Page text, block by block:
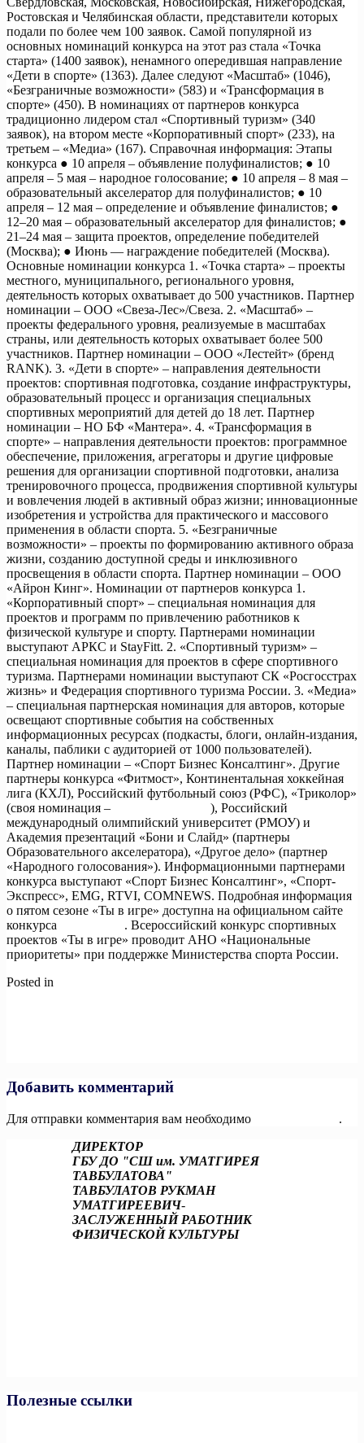
Ростовская и Челябинская области, представители которых
подали по более чем 100 заявок. Самой популярной из
основных номинаций конкурса на этот раз стала «Точка
старта» (1400 заявок), ненамного опередившая направление
«Дети в спорте» (1363). Далее следуют «Масштаб» (1046),
«Безграничные возможности» (583) и «Трансформация в
спорте» (450). В номинациях от партнеров конкурса
традиционно лидером стал «Спортивный туризм» (340
заявок), на втором месте «Корпоративный спорт» (233), на
третьем – «Медиа» (167). Справочная информация: Этапы
конкурса ● 10 апреля – объявление полуфиналистов; ● 10
апреля – 5 мая – народное голосование; ● 10 апреля – 8 мая –
образовательный акселератор для полуфиналистов; ● 10
апреля – 12 мая – определение и объявление финалистов; ●
12–20 мая – образовательный акселератор для финалистов; ●
21–24 мая – защита проектов, определение победителей
(Москва); ● Июнь — награждение победителей (Москва).
Основные номинации конкурса 1. «Точка старта» – проекты
местного, муниципального, регионального уровня,
деятельность которых охватывает до 500 участников. Партнер
номинации – ООО «Свеза-Лес»/Свеза. 2. «Масштаб» –
проекты федерального уровня, реализуемые в масштабах
страны, или деятельность которых охватывает более 500
участников. Партнер номинации – ООО «Лестейт» (бренд
RANK). 3. «Дети в спорте» – направления деятельности
проектов: спортивная подготовка, создание инфраструктуры,
образовательный процесс и организация специальных
спортивных мероприятий для детей до 18 лет. Партнер
номинации – НО БФ «Мантера». 4. «Трансформация в
спорте» – направления деятельности проектов: программное
обеспечение, приложения, агрегаторы и другие цифровые
решения для организации спортивной подготовки, анализа
тренировочного процесса, продвижения спортивной культуры
и вовлечения людей в активный образ жизни; инновационные
изобретения и устройства для практического и массового
применения в области спорта. 5. «Безграничные
возможности» – проекты по формированию активного образа
жизни, созданию доступной среды и инклюзивного
просвещения в области спорта. Партнер номинации – ООО
«Айрон Кинг». Номинации от партнеров конкурса 1.
«Корпоративный спорт» – специальная номинация для
проектов и программ по привлечению работников к
физической культуре и спорту. Партнерами номинации
выступают АРКС и StayFitt. 2. «Спортивный туризм» –
специальная номинация для проектов в сфере спортивного
туризма. Партнерами номинации выступают СК «Росгосстрах
жизнь» и Федерация спортивного туризма России. 3. «Медиа»
– специальная партнерская номинация для авторов, которые
освещают спортивные события на собственных
информационных ресурсах (подкасты, блоги, онлайн-издания,
каналы, паблики с аудиторией от 1000 пользователей).
Партнер номинации – «Спорт Бизнес Консалтинг». Другие
партнеры конкурса «Фитмост», Континентальная хоккейная
лига (КХЛ), Российский футбольный союз (РФС), «Триколор»
(своя номинация –
), Российский
международный олимпийский университет (РМОУ) и
Академия презентаций «Бони и Слайд» (партнеры
Образовательного акселератора), «Другое дело» (партнер
«Народного голосования»). Информационными партнерами
конкурса выступают «Спорт Бизнес Консалтинг», «Спорт-
Экспресс», EMG, RTVI, COMNEWS. Подробная информация
о пятом сезоне «Ты в игре» доступна на официальном сайте
конкурса
. Всероссийский конкурс спортивных
проектов «Ты в игре» проводит АНО «Национальные
приоритеты» при поддержке Министерства спорта России.
Posted in
Добавить комментарий
Для отправки комментария вам необходимо
.
ДИРЕКТОР
ГБУ ДО "СШ им. УМАТГИРЕЯ
ТАВБУЛАТОВА"
ТАВБУЛАТОВ РУКМАН
УМАТГИРЕЕВИЧ-
ЗАСЛУЖЕННЫЙ РАБОТНИК
ФИЗИЧЕСКОЙ КУЛЬТУРЫ
Полезные ссылки